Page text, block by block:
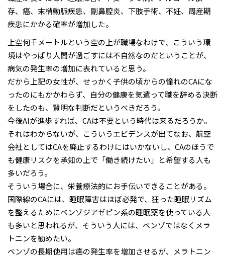
存、癌、末梢動脈疾患、副鼻腔炎、下肢手術、不妊、周産期
疾患にかかる確率が増加した。
上空何千メートルという空の上が職場なわけで、こういう環
境はやっぱり人間が過ごすには不自然なのだということが、
病気の発生率の増加に表れていると思う。
だから上記の女性が、せっかく子供の頃からの憧れのCAにな
ったのにもかかわらず、自分の健康を気遣って職を辞める決断
をしたのも、賢明な判断だというべきだろう。
今後AIが進歩すれば、CAは不要という時代は来るだろうか。
それはわからないが、こういうエビデンスが出てなお、航空
会社としてはCAを廃止するわけにはいかないし、CAのほうで
も健康リスクを承知の上で「働き続けたい」と希望する人も
多いだろう。
そういう場合に、栄養療法的にお手伝いできることがある。
国際線のCAには、睡眠障害はほぼ必発で、狂った睡眠リズム
を整えるためにベンゾジアゼピン系の睡眠薬を使っている人
も多いと思われるが、そういう人には、ベンゾではなくメラ
トニンを勧めたい。
ベンゾの長期使用は癌の発生率を増加させるが、メラトニン